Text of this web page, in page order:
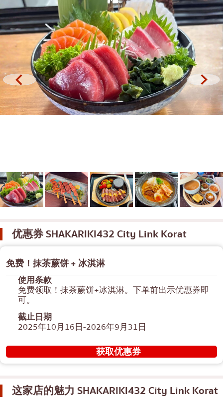
日式火锅
烤串/烤内脏
传统日本餐厅
章鱼烧
关东煮/日式炖菜
套餐/日本家常菜
便当/日本料理配送服务
暖武里府
清迈
拉差帕拉
北榄府
巴吞他尼府
沙没沙空
普吉岛
拉玛三世
拉玛四世
其他
优惠券SHAKARIKI432 City Link Korat
免费！抹茶蕨饼 + 冰淇淋
使用条款
免费领取！抹茶蕨饼+冰淇淋。下单前出示优惠券即
可。
截止日期
2025年10月16日-2026年9月31日
获取优惠券
这家店的魅力 SHAKARIKI432 City Link Korat